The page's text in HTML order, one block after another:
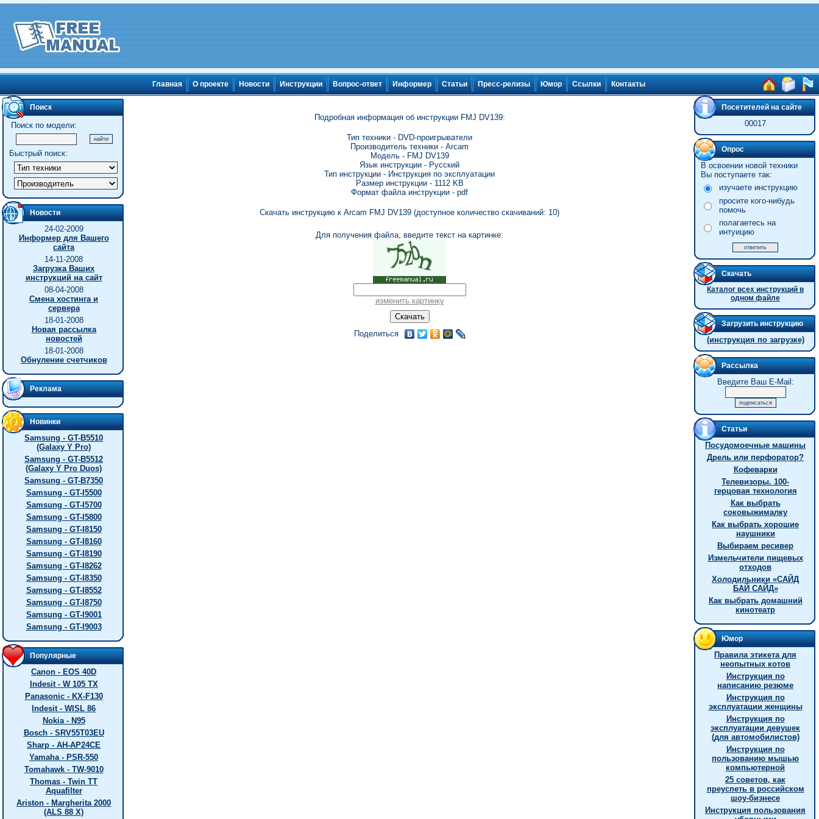
Главная О проекте Новости Инструкции Вопрос-ответ Информер Статьи Пресс-релизы Юмор Ссылки Контакты
Поиск
Поиск по модели:
Быстрый поиск:
Новости
24-02-2009
Информер для Вашего
сайта
14-11-2008
Загрузка Ваших
инструкций на сайт
08-04-2008
Смена хостинга и
сервера
18-01-2008
Новая рассылка
новостей
18-01-2008
Обнуление счетчиков
Реклама
Новинки
Samsung - GT-B5510
(Galaxy Y Pro)
Samsung - GT-B5512
(Galaxy Y Pro Duos)
Samsung - GT-B7350
Samsung - GT-I5500
Samsung - GT-I5700
Samsung - GT-I5800
Samsung - GT-I8150
Samsung - GT-I8160
Samsung - GT-I8190
Samsung - GT-I8262
Samsung - GT-I8350
Samsung - GT-I8552
Samsung - GT-I8750
Samsung - GT-I9001
Samsung - GT-I9003
Популярные
Canon - EOS 40D
Indesit - W 105 TX
Panasonic - KX-F130
Indesit - WISL 86
Nokia - N95
Bosch - SRV55T03EU
Sharp - AH-AP24CE
Yamaha - PSR-550
Tomahawk - TW-9010
Thomas - Twin TT
Aquafilter
Ariston - Margherita 2000
(ALS 88 X)
Подробная информация об инструкции FMJ DV139:
Тип техники - DVD-проигрыватели
Производитель техники - Arcam
Модель - FMJ DV139
Язык инструкции - Русский
Тип инструкции - Инструкция по эксплуатации
Размер инструкции - 1112 KB
Формат файла инструкции - pdf
Скачать инструкцию к Arcam FMJ DV139 (доступное количество скачиваний: 10)
Для получения файла, введите текст на картинке:
изменить картинку
Поделиться
Посетителей на сайте
00017
Опрос
В освоении новой техники
Вы поступаете так:
изучаете инструкцию
просите кого-нибудь
помочь
полагаетесь на
интуицию
Скачать
Каталог всех инструкций в
одном файле
Загрузить инструкцию
(инструкция по загрузке)
Рассылка
Введите Ваш E-Mail:
Статьи
Посудомоечные машины
Дрель или перфоратор?
Кофеварки
Телевизоры. 100-
герцовая технология
Как выбрать
соковыжималку
Как выбрать хорошие
наушники
Выбираем ресивер
Измельчители пищевых
отходов
Холодильники «САЙД
БАЙ САЙД»
Как выбрать домашний
кинотеатр
Юмор
Правила этикета для
неопытных котов
Инструкция по
написанию резюме
Инструкция по
эксплуатации женщины
Инструкция по
эксплуатации девушек
(для автомобилистов)
Инструкция по
пользованию мышью
компьютерной
25 советов, как
преуспеть в российском
шоу-бизнесе
Инструкция пользования